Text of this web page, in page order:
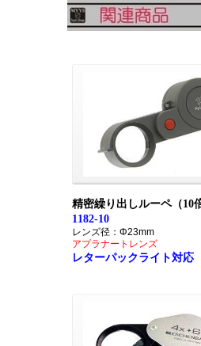
精密繰り出しルーペ（10
1182-10
レンズ径：Φ23mm
アプラナートレンズ
レターパックライト対応